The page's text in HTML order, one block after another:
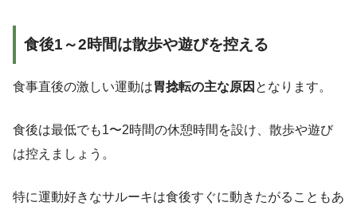
食後1～2時間は散歩や遊びを控える
食事直後の激しい運動は胃捻転の主な原因 となります。
食後は最低でも1〜2時間の休憩時間を設け、散歩や遊び
は控えましょう。
特に運動好きなサルーキは食後すぐに動きたがることもあ